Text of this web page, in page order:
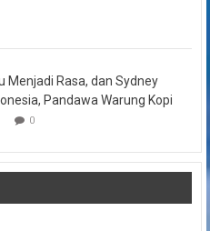
Menjadi Rasa, dan Sydney
Pandawa Warung Kopi
0